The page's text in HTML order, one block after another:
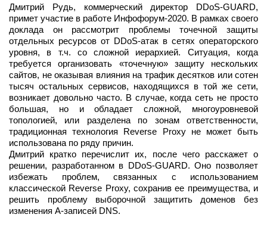
Дмитрий Рудь, коммерческий директор DDoS-GUARD,
примет участие в работе Инфофорум-2020. В рамках своего
доклада он рассмотрит проблемы точечной защиты
отдельных ресурсов от DDoS-атак в сетях операторского
уровня, в т.ч. со сложной иерархией. Ситуация, когда
требуется организовать «точечную» защиту нескольких
сайтов, не оказывая влияния на трафик десятков или сотен
тысяч остальных сервисов, находящихся в той же сети,
возникает довольно часто. В случае, когда сеть не просто
большая, но и обладает сложной, многоуровневой
топологией, или разделена по зонам ответственности,
традиционная технология Reverse Proxy не может быть
использована по ряду причин.
Дмитрий кратко перечислит их, после чего расскажет о
решении, разработанном в DDoS-GUARD. Оно позволяет
избежать проблем, связанных с использованием
классической Reverse Proxy, сохранив ее преимущества, и
решить проблему выборочной защитить доменов без
изменения A-записей DNS.